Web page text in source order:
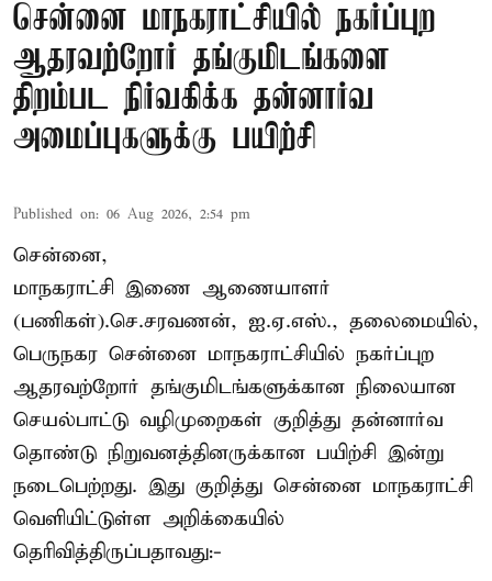
சென்னை மாநகராட்சியில் நகர்ப்புற
ஆதரவற்றோர் தங்குமிடங்களை
திறம்பட நிர்வகிக்க தன்னார்வ
அமைப்புகளுக்கு பயிற்சி
Published on: 06 Aug 2026, 2:54 pm
சென்னை,
மாநகராட்சி இணை ஆணையாளர்
(பணிகள்).செ.சரவணன், ஐ.ஏ.எஸ்., தலைமையில்,
பெருநகர சென்னை மாநகராட்சியில் நகர்ப்புற
ஆதரவற்றோர் தங்குமிடங்களுக்கான நிலையான
செயல்பாட்டு வழிமுறைகள் குறித்து தன்னார்வ
தொண்டு நிறுவனத்தினருக்கான பயிற்சி இன்று
நடைபெற்றது. இது குறித்து சென்னை மாநகராட்சி
வெளியிட்டுள்ள அறிக்கையில்
தெரிவித்திருப்பதாவது:-